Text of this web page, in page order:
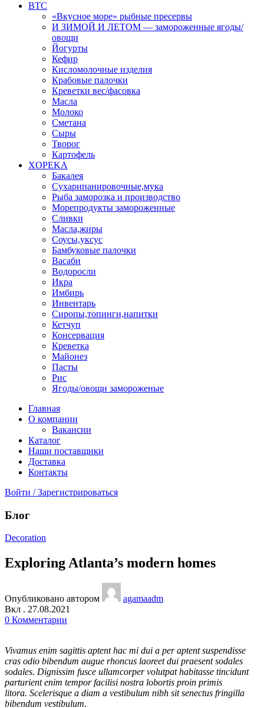
BTC
«Вкусное море» рыбные пресервы
И ЗИМОЙ И ЛЕТОМ — замороженные ягоды/
овощи
Йогурты
Кефир
Кисломолочные изделия
Крабовые палочки
Креветки вес/фасовка
Масла
Молоко
Сметана
Сыры
Творог
Картофель
XOPEKA
Бакалея
Сухарипанировочные,мука
Рыба заморозка и производство
Морепродукты замороженные
Сливки
Масла,жиры
Соусы,уксус
Бамбуковые палочки
Васаби
Водоросли
Икра
Имбирь
Инвентарь
Сиропы,топинги,напитки
Кетчуп
Консервация
Креветка
Майонез
Пасты
Рис
Ягоды/овощи замороженые
Главная
О компании
Вакансии
Каталог
Наши поставщики
Доставка
Контакты
Войти / Зарегистрироваться
Блог
Decoration
Exploring Atlanta’s modern homes
Опубликовано автором
agamaadm
Вкл . 27.08.2021
0 Комментарии
Vivamus enim sagittis aptent hac mi dui a per aptent suspendisse
cras odio bibendum augue rhoncus laoreet dui praesent sodales
sodales. Dignissim fusce ullamcorper volutpat habitasse tincidunt
parturient enim tempor facilisi nostra lobortis proin primis
litora. Scelerisque a diam a vestibulum nibh sit senectus fringilla
bibendum vestibulum.